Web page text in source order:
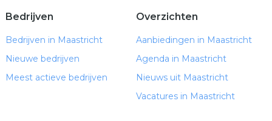
Bedrijven
Bedrijven in Maastricht
Nieuwe bedrijven
Meest actieve bedrijven
Overzichten
Aanbiedingen in Maastricht
Agenda in Maastricht
Nieuws uit Maastricht
Vacatures in Maastricht